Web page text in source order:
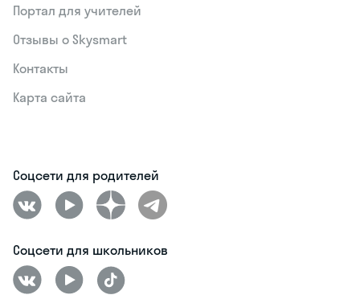
Портал для учителей
Отзывы о Skysmart
Контакты
Карта сайта
Соцсети для родителей
Соцсети для школьников